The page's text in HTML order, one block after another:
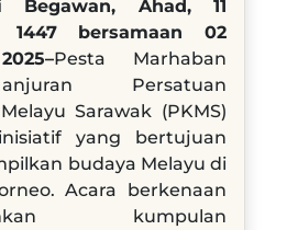
Begawan, Ahad, 11
1447 bersamaan 02
Pesta Marhaban
Persatuan
Sarawak (PKMS)
yang bertujuan
budaya Melayu di
Acara berkenaan
kumpulan